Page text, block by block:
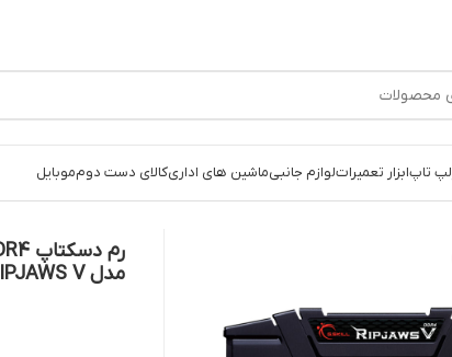
لپ تاپابزار تعمیراتلوازم جانبیماشین های اداریکالای دست دومموبایل
مدل RIPJAWS V ظرفیت ۳۲ گیگابایت